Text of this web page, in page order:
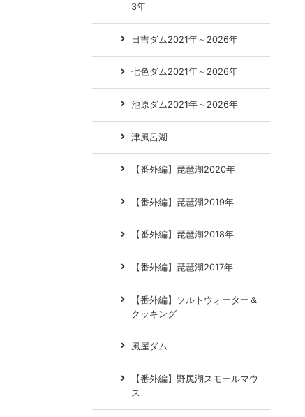
3年
日吉ダム2021年～2026年
七色ダム2021年～2026年
池原ダム2021年～2026年
津風呂湖
【番外編】琵琶湖2020年
【番外編】琵琶湖2019年
【番外編】琵琶湖2018年
【番外編】琵琶湖2017年
【番外編】ソルトウォーター＆
クッキング
風屋ダム
【番外編】野尻湖スモールマウ
ス